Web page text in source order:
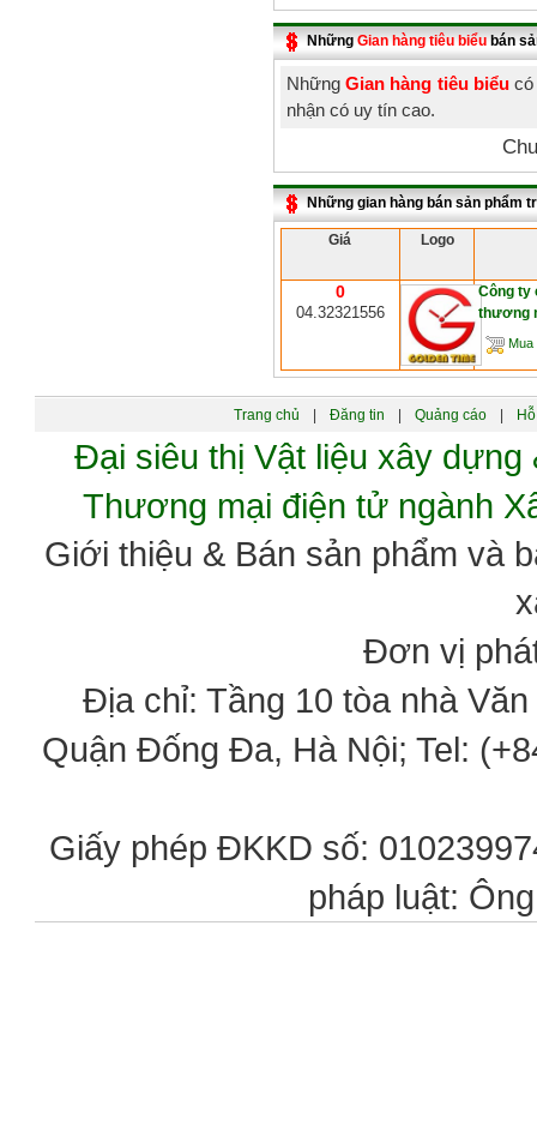
NhữngGian hàng tiêu biểubán
NhữngGian hàng tiêu biểucó
nhận có uy tín cao.
Những gian hàng bán sản phẩm
Giá Logo
0
04.32321556
Công ty
thương
Mua
Trang chủ Đăng tin Quảng cáo
Đại siêu thị Vật liệu xây
Thương mại điện tử ngành
Giới thiệu & Bán sản phẩm và
Đơn vị
Địa chỉ: Tầng 10 tòa nhà
Quận Đống Đa, Hà Nội; Tel:
Giấy phép ĐKKD số:
pháp luật: